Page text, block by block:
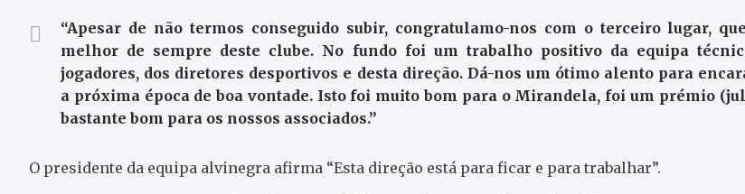
“Apesar de não termos conseguido subir, congratulamo-nos com o terceiro lugar,
melhor de sempre deste clube. No fundo foi um trabalho positivo da equipa
jogadores, dos diretores desportivos e desta direção. Dá-nos um ótimo alento para
a próxima época de boa vontade. Isto foi muito bom para o Mirandela, foi um prémio
bastante bom para os nossos associados.”
O presidente da equipa alvinegra afirma “Esta direção está para ficar e para trabalhar”.